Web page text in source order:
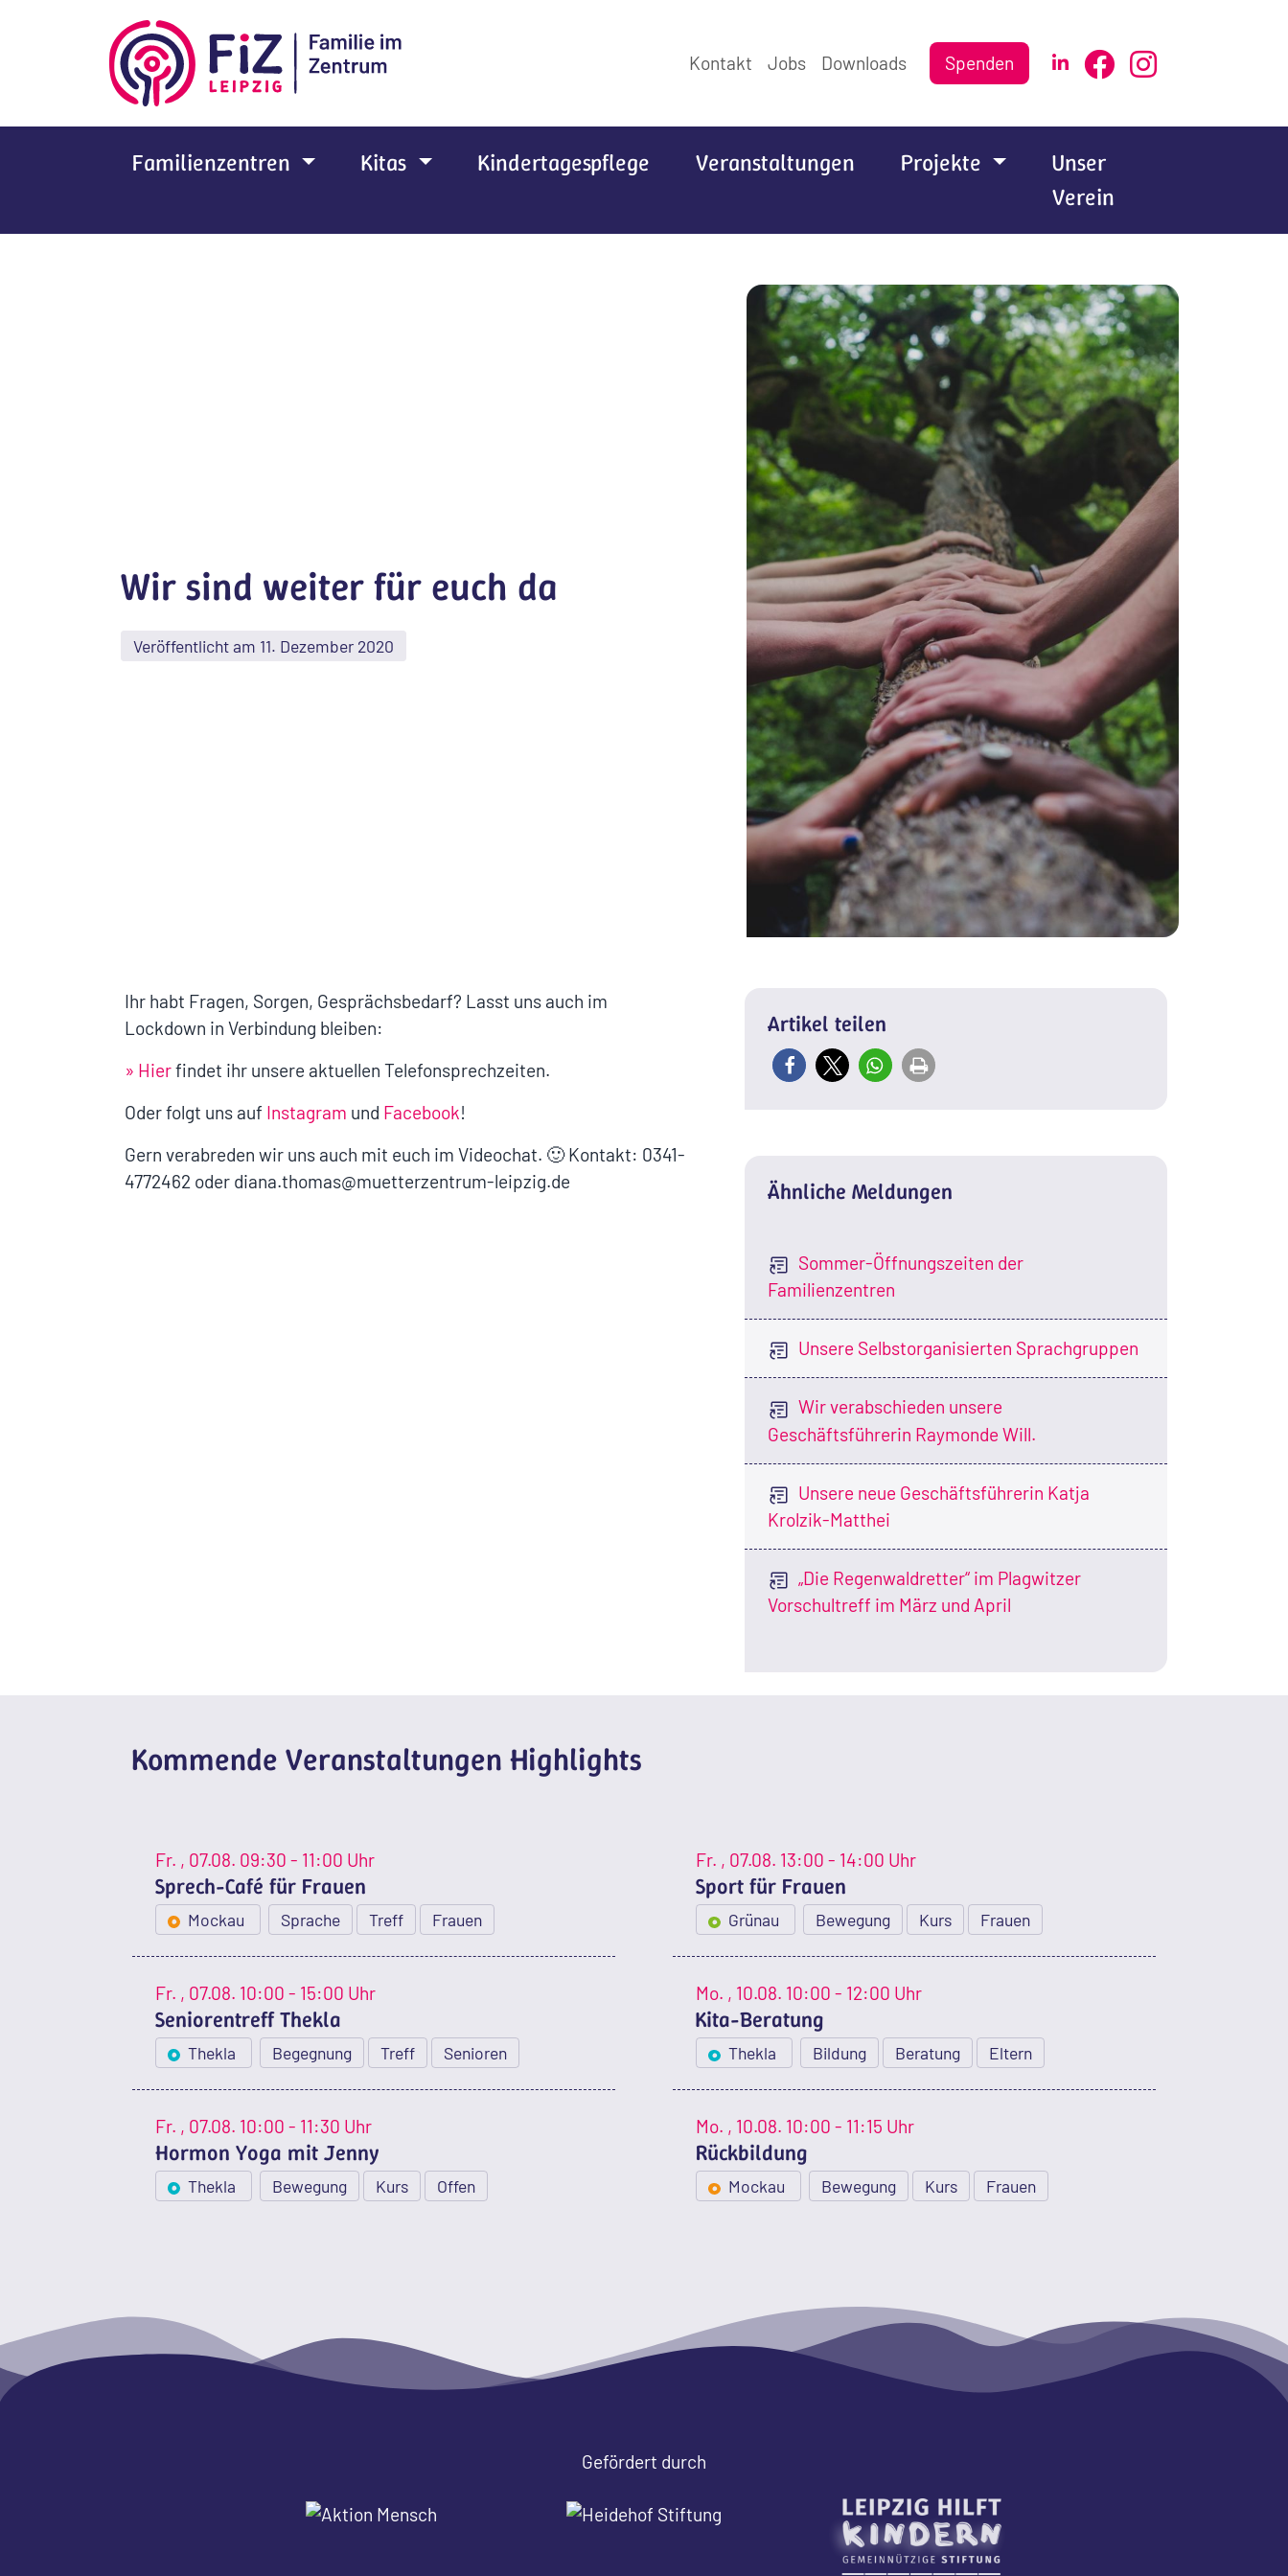
Kontakt Jobs Downloads Spenden
Familienzentren Kitas Kindertagespflege Veranstaltungen Projekte
Unser
Verein
Wir sind weiter für euch da
Veröffentlicht am 11. Dezember 2020
Ihr habt Fragen, Sorgen, Gesprächsbedarf? Lasst uns auch im
Lockdown in Verbindung bleiben:
» Hierfindet ihr unsere aktuellen Telefonsprechzeiten.
Oder folgt uns auf Instagram und Facebook!
Gern verabreden wir uns auch mit euch im Videochat. 🙂 Kontakt: 0341-
4772462 oder diana.thomas@muetterzentrum-leipzig.de
Artikel teilen
Ähnliche Meldungen
Sommer-Öffnungszeiten der
Familienzentren
Unsere Selbstorganisierten Sprachgruppen
Wir verabschieden unsere
Geschäftsführerin Raymonde Will.
Unsere neue Geschäftsführerin Katja
Krolzik-Matthei
„Die Regenwaldretter“ im Plagwitzer
Vorschultreff im März und April
Kommende Veranstaltungen Highlights
Fr. , 07.08. 09:30 - 11:00 Uhr
Sprech-Café für Frauen
Mockau Sprache Treff Frauen
Fr. , 07.08. 10:00 - 15:00 Uhr
Seniorentreff Thekla
Thekla Begegnung Treff Senioren
Fr. , 07.08. 10:00 - 11:30 Uhr
Hormon Yoga mit Jenny
Thekla Bewegung Kurs Offen
Fr. , 07.08. 13:00 - 14:00 Uhr
Sport für Frauen
Grünau Bewegung Kurs Frauen
Mo. , 10.08. 10:00 - 12:00 Uhr
Kita-Beratung
Thekla Bildung Beratung Eltern
Mo. , 10.08. 10:00 - 11:15 Uhr
Rückbildung
Mockau Bewegung Kurs Frauen
Gefördert durch